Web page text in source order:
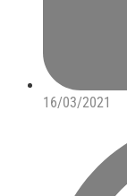
16/03/2021